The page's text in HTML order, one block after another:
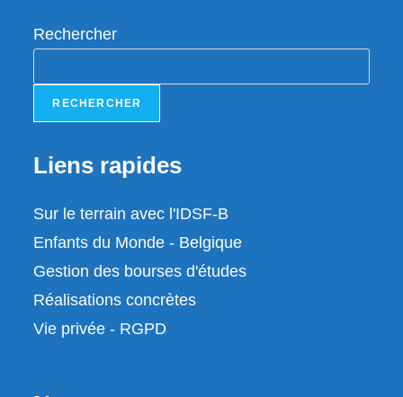
Rechercher
RECHERCHER
Liens rapides
Sur le terrain avec l'IDSF-B
Enfants du Monde - Belgique
Gestion des bourses d'études
Réalisations concrètes
Vie privée - RGPD